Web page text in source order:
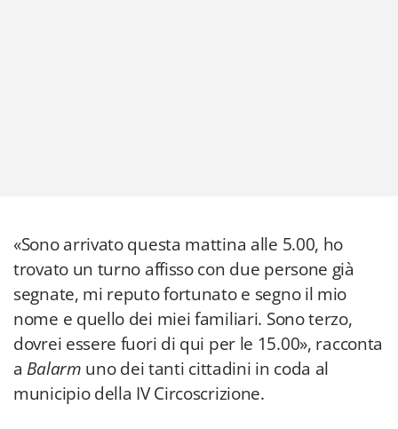
«Sono arrivato questa mattina alle 5.00, ho
trovato un turno affisso con due persone già
segnate, mi reputo fortunato e segno il mio
nome e quello dei miei familiari. Sono terzo,
dovrei essere fuori di qui per le 15.00», racconta
a Balarm uno dei tanti cittadini in coda al
municipio della IV Circoscrizione.